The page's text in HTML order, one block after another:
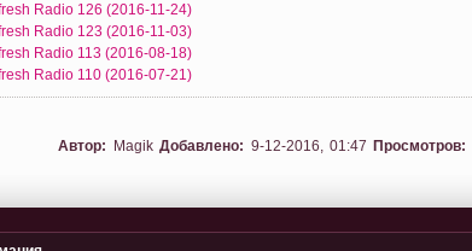
Radio 126 (2016-11-24)
Radio 123 (2016-11-03)
Radio 113 (2016-08-18)
Radio 110 (2016-07-21)
Автор: Magik Добавлено: 9-12-2016, 01:47 Просмотров: